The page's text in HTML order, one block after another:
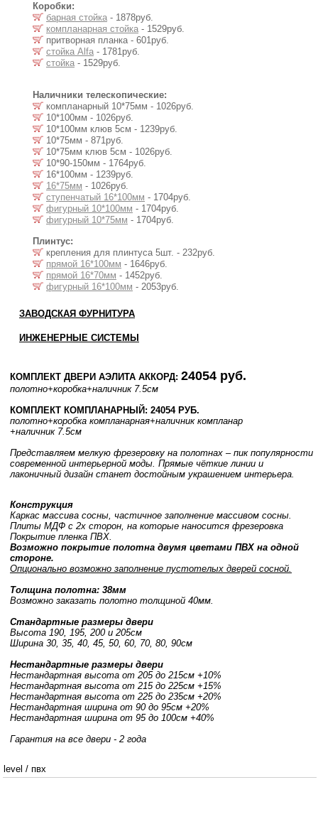
Коробки:
барная стойка - 1878руб.
компланарная стойка - 1529руб.
притворная планка - 601руб.
стойка Alfa - 1781руб.
стойка - 1529руб.
Наличники телескопические:
компланарный 10*75мм - 1026руб.
10*100мм - 1026руб.
10*100мм клюв 5см - 1239руб.
10*75мм - 871руб.
10*75мм клюв 5см - 1026руб.
10*90-150мм - 1764руб.
16*100мм - 1239руб.
16*75мм - 1026руб.
ступенчатый 16*100мм - 1704руб.
фигурный 10*100мм - 1704руб.
фигурный 10*75мм - 1704руб.
Плинтус:
крепления для плинтуса 5шт. - 232руб.
прямой 16*100мм - 1646руб.
прямой 16*70мм - 1452руб.
фигурный 16*100мм - 2053руб.
ЗАВОДСКАЯ ФУРНИТУРА
ИНЖЕНЕРНЫЕ СИСТЕМЫ
КОМПЛЕКТ ДВЕРИ АЭЛИТА АККОРД: 24054 руб.
полотно+коробка+наличник 7.5см
КОМПЛЕКТ КОМПЛАНАРНЫЙ: 24054 РУБ.
полотно+коробка компланарная+наличник компланар
+наличник 7.5см
Представляем мелкую фрезеровку на полотнах – пик популярности
современной интерьерной моды. Прямые чёткие линии и
лаконичный дизайн станет достойным украшением интерьера.
Конструкция
Каркас массива сосны, частичное заполнение массивом сосны.
Плиты МДФ с 2х сторон, на которые наносится фрезеровка
Покрытие пленка ПВХ.
Возможно покрытие полотна двумя цветами ПВХ на одной
стороне.
Опционально возможно заполнение пустотелых дверей сосной.
Толщина полотна: 38мм
Возможно заказать полотно толщиной 40мм.
Стандартные размеры двери
Высота 190, 195, 200 и 205см
Ширина 30, 35, 40, 45, 50, 60, 70, 80, 90см
Нестандартные размеры двери
Нестандартная высота от 205 до 215см +10%
Нестандартная высота от 215 до 225см +15%
Нестандартная высота от 225 до 235см +20%
Нестандартная ширина от 90 до 95см +20%
Нестандартная ширина от 95 до 100см +40%
Гарантия на все двери - 2 года
level / пвх